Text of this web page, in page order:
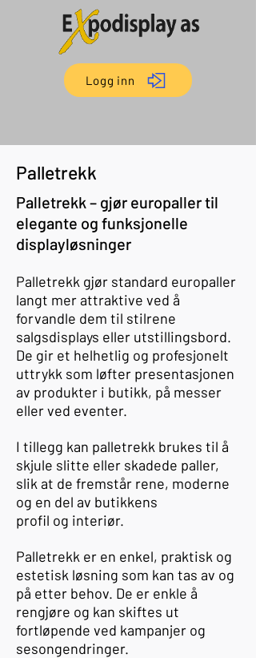
Logg inn
Palletrekk
Palletrekk – gjør europaller til
elegante og funksjonelle
displayløsninger
Palletrekk gjør standard europaller
langt mer attraktive ved å
forvandle dem til stilrene
salgsdisplays eller utstillingsbord.
De gir et helhetlig og profesjonelt
uttrykk som løfter presentasjonen
av produkter i butikk, på messer
eller ved eventer.
I tillegg kan palletrekk brukes til å
skjule slitte eller skadede paller,
slik at de fremstår rene, moderne
og en del av butikkens
profil og interiør.
Palletrekk er en enkel, praktisk og
estetisk løsning som kan tas av og
på etter behov. De er enkle å
rengjøre og kan skiftes ut
fortløpende ved kampanjer og
sesongendringer.